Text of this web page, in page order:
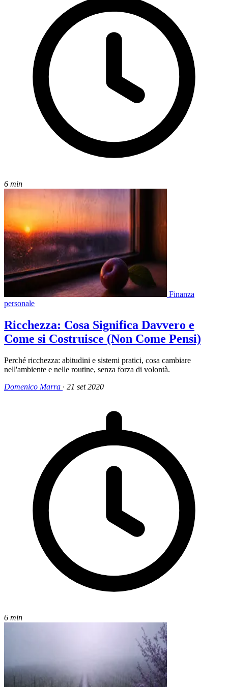
6 min
Finanza
personale
Ricchezza: Cosa Significa Davvero e
Come si Costruisce (Non Come Pensi)
Perché ricchezza: abitudini e sistemi pratici, cosa cambiare
nell'ambiente e nelle routine, senza forza di volontà.
Domenico Marra · 21 set 2020
6 min